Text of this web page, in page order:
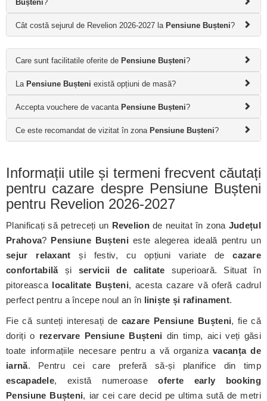
Bușteni ?
Cât costă sejurul de Revelion 2026-2027 la Pensiune Bușteni?
Care sunt facilitatile oferite de Pensiune Bușteni?
La Pensiune Bușteni există opțiuni de masă?
Accepta vouchere de vacanta Pensiune Bușteni?
Ce este recomandat de vizitat în zona Pensiune Bușteni?
Informații utile și termeni frecvent căutați
pentru cazare despre Pensiune Bușteni
pentru Revelion 2026-2027
Planificați să petreceți un Revelionde neuitat în zona Județul
Prahova? Pensiune Bușteni este alegerea ideală pentru un
sejur relaxant și festiv, cu opțiuni variate decazare
confortabilăși servicii de calitate superioară. Situat în
pitoreasca localitate Bușteni, acesta cazare vă oferă cadrul
perfect pentru a începe noul an în liniște și rafinament.
Fie că sunteți interesați de cazare Pensiune Bușteni, fie că
doriți o rezervare Pensiune Bușteni din timp, aici veți găsi
toate informațiile necesare pentru a vă organizavacanța de
iarnă. Pentru cei care preferă să-și planifice din timp
escapadele, există numeroaseoferte early booking
Pensiune Bușteni, iar cei care decid pe ultima sută de metri